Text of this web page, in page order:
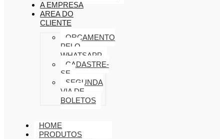
A EMPRESA
AREA DO
CLIENTE
ORÇAMENTO
PELO
WHATSAPP
CADASTRE-
SE
SEGUNDA
VIA DE
BOLETOS
HOME
PRODUTOS